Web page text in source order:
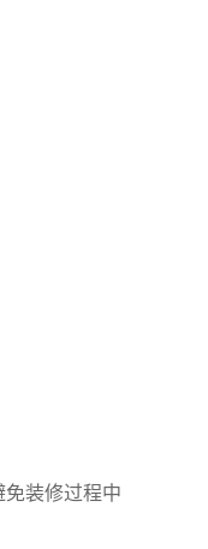
装修过程中